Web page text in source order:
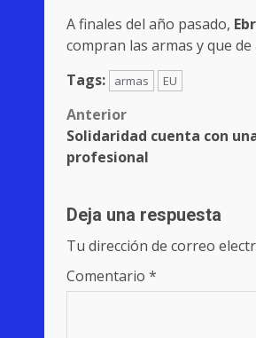
A finales del año pasado,
compran las armas y que
Tags:
armas EU
Post
navigation
Anterior
Solidaridad cuenta con
profesional
Deja una respuesta
Tu dirección de correo
Comentario *